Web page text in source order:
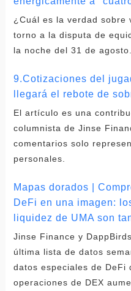
¿Cuál es la verdad sobre
torno a la disputa de
la noche del 31 de agosto.
9.Cotizaciones del
llegará el rebote de
El artículo es una
columnista de Jinse
comentarios solo
personales.
Mapas dorados |
DeFi en una imagen:
liquidez de UMA son
Jinse Finance y
última lista de datos
datos especiales de DeFi
operaciones de DEX